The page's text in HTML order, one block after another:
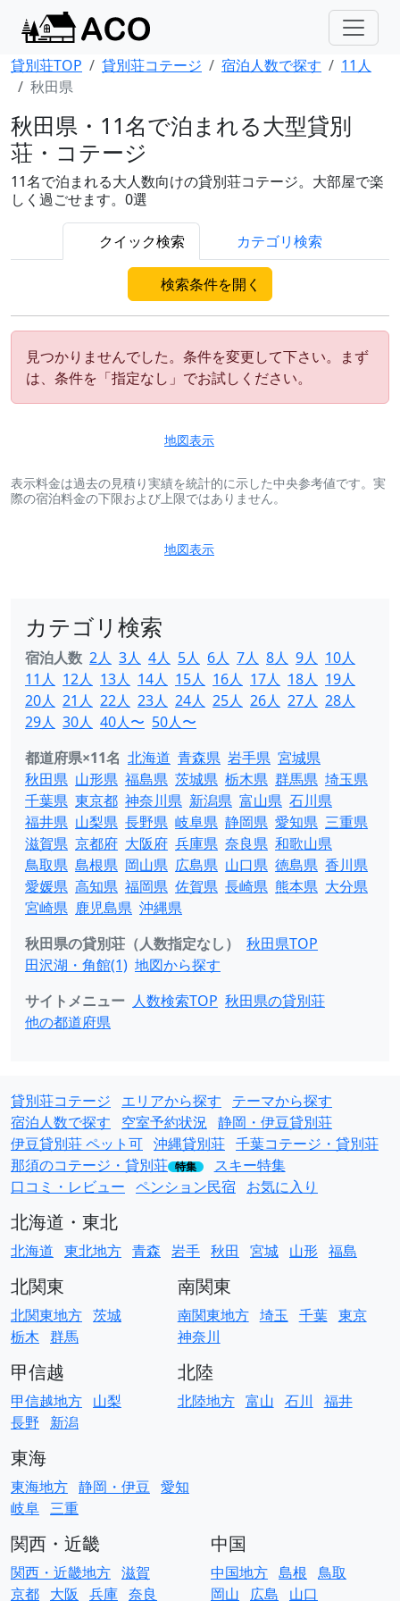
貸別荘TOP 貸別荘コテージ 宿泊人数で探す
11人
秋田県
秋田県・11名で泊まれる大型貸別
荘・コテージ
11名で泊まれる大人数向けの貸別荘コテージ。大部屋で楽
しく過ごせます。0選
クイック検索 カテゴリ検索
検索条件を開く
見つかりませんでした。条件を変更して下さい。まず
は、条件を「指定なし」でお試しください。
地図表示
表示料金は過去の見積り実績を統計的に示した中央参考値です。実
際の宿泊料金の下限および上限ではありません。
地図表示
カテゴリ検索
宿泊人数 2人 3人 4人 5人 6人 7人 8人 9人 10人
11人 12人 13人 14人 15人 16人 17人 18人 19人
20人 21人 22人 23人 24人 25人 26人 27人 28人
29人 30人 40人〜 50人〜
都道府県×11名 北海道 青森県 岩手県 宮城県
秋田県 山形県 福島県 茨城県 栃木県 群馬県 埼玉県
千葉県 東京都 神奈川県 新潟県 富山県 石川県
福井県 山梨県 長野県 岐阜県 静岡県 愛知県 三重県
滋賀県 京都府 大阪府 兵庫県 奈良県 和歌山県
鳥取県 島根県 岡山県 広島県 山口県 徳島県 香川県
愛媛県 高知県 福岡県 佐賀県 長崎県 熊本県 大分県
宮崎県 鹿児島県 沖縄県
秋田県の貸別荘（人数指定なし）
秋田県TOP
田沢湖・角館(1) 地図から探す
サイトメニュー 人数検索TOP 秋田県の貸別荘
他の都道府県
貸別荘コテージ エリアから探す
テーマから探す
宿泊人数で探す
空室予約状況 静岡・伊豆貸別荘
伊豆貸別荘 ペット可 沖縄貸別荘 千葉コテージ・貸別荘
那須のコテージ・貸別荘 特集
スキー特集
口コミ・レビュー ペンション民宿 お気に入り
北海道・東北
北海道 東北地方 青森 岩手 秋田 宮城 山形 福島
北関東
北関東地方 茨城
栃木 群馬
南関東
南関東地方 埼玉 千葉 東京
神奈川
甲信越
甲信越地方 山梨
長野
新潟
北陸
北陸地方 富山 石川 福井
東海
東海地方 静岡・伊豆 愛知
岐阜 三重
関西・近畿
関西・近畿地方 滋賀
京都 大阪 兵庫 奈良
中国
中国地方 島根 鳥取
岡山
広島 山口